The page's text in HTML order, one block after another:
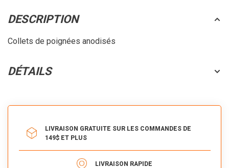
DESCRIPTION
Collets de poignées anodisés
DÉTAILS
LIVRAISON GRATUITE SUR LES COMMANDES DE
149$ ET PLUS
LIVRAISON RAPIDE